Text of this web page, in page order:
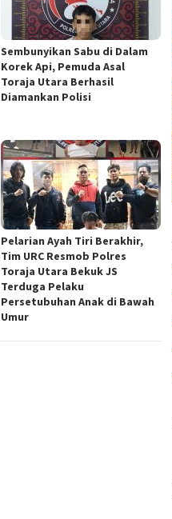
Sembunyikan Sabu di Dalam
Korek Api, Pemuda Asal
Toraja Utara Berhasil
Diamankan Polisi
Pelarian Ayah Tiri Berakhir,
Tim URC Resmob Polres
Toraja Utara Bekuk JS
Terduga Pelaku
Persetubuhan Anak di Bawah
Umur